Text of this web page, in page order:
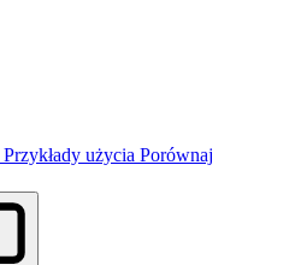
Przykłady użycia Porównaj